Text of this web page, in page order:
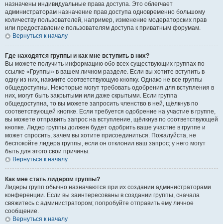
назначены индивидуальные права доступа. Это облегчает
администраторам назначение прав доступа одновременно большому
количеству пользователей, например, изменение модераторских прав
или предоставление пользователям доступа к приватным форумам.
Вернуться к началу
Где находятся группы и как мне вступить в них?
Вы можете получить информацию обо всех существующих группах по
ссылке «Группы» в вашем личном разделе. Если вы хотите вступить в
одну из них, нажмите соответствующую кнопку. Однако не все группы
общедоступны. Некоторые могут требовать одобрения для вступления в
них, могут быть закрытыми или даже скрытыми. Если группа
общедоступна, то вы можете запросить членство в ней, щёлкнув по
соответствующей кнопке. Если требуется одобрение на участие в группе,
вы можете отправить запрос на вступление, щёлкнув по соответствующей
кнопке. Лидер группы должен будет одобрить ваше участие в группе и
может спросить, зачем вы хотите присоединиться. Пожалуйста, не
беспокойте лидера группы, если он отклонил ваш запрос; у него могут
быть для этого свои причины.
Вернуться к началу
Как мне стать лидером группы?
Лидеры групп обычно назначаются при их создании администраторами
конференции. Если вы заинтересованы в создании группы, сначала
свяжитесь с администратором; попробуйте отправить ему личное
сообщение.
Вернуться к началу